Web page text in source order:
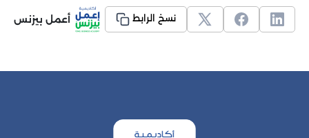
نسخ الرابط أعمل بيزنس